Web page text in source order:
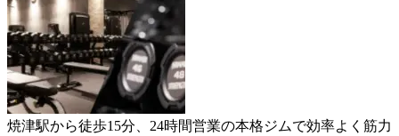
焼津駅から徒歩15分、24時間営業の本格ジムで効率よく筋力